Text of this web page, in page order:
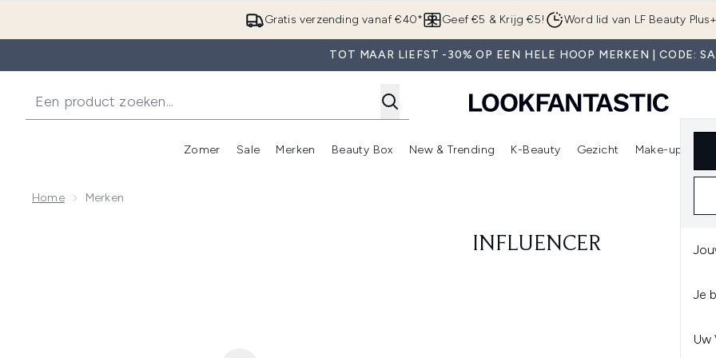
Overslaan naar de hoofdinhoud
Gratis verzending vanaf €40* Geef €5 & Krijg €5! Word lid van LF Beauty Plus+
TOT MAAR LIEFST -30% OP EEN HELE HOOP MERKEN | CODE:
Je
Uw
Zomer
Enter submenu (Zomer)
Sale
Enter submenu (Sale)
Merken
Enter submenu (Merken)
Beauty Box
Enter submenu (Beauty Box)
New & Trending
Enter submenu (New & Trending)
K-Beauty
Enter submenu (K-Beauty)
Gezicht Make-up
Home Merken
INFLUENCER